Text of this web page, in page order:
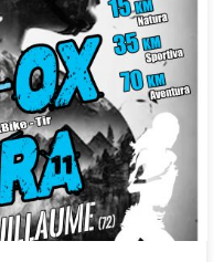
Des mois de recos, des
bien aboutie nous […]